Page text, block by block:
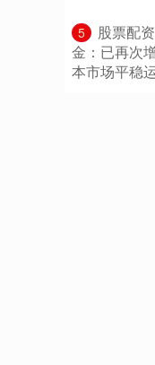
5
股票配
金：已再次
本市场平稳